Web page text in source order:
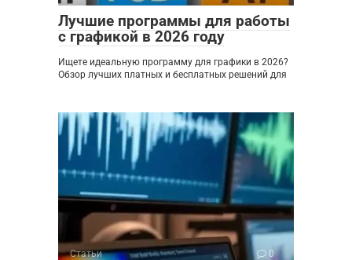
Лучшие программы для работы
с графикой в 2026 году
Ищете идеальную программу для графики в 2026?
Обзор лучших платных и бесплатных решений для
Статьи 0